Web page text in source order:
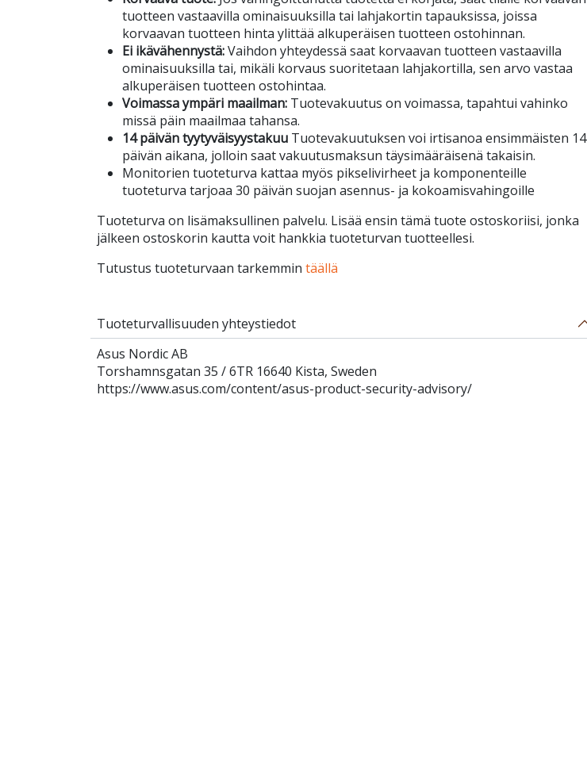
tuotteen vastaavilla ominaisuuksilla tai lahjakortin tapauksissa, joissa
korvaavan tuotteen hinta ylittää alkuperäisen tuotteen ostohinnan.
Ei ikävähennystä:Vaihdon yhteydessä saat korvaavan tuotteen vastaavilla
ominaisuuksilla tai, mikäli korvaus suoritetaan lahjakortilla, sen arvo vastaa
alkuperäisen tuotteen ostohintaa.
Voimassa ympäri maailman: Tuotevakuutus on voimassa, tapahtui vahinko
missä päin maailmaa tahansa.
14 päivän tyytyväisyystakuu Tuotevakuutuksen voi irtisanoa ensimmäisten 14
päivän aikana, jolloin saat vakuutusmaksun täysimääräisenä takaisin.
Monitorien tuoteturva kattaa myös pikselivirheet ja komponenteille
tuoteturva tarjoaa 30 päivän suojan asennus- ja kokoamisvahingoille
Tuoteturva on lisämaksullinen palvelu. Lisää ensin tämä tuote ostoskoriisi, jonka
jälkeen ostoskorin kautta voit hankkia tuoteturvan tuotteellesi.
Tutustus tuoteturvaan tarkemmin täällä
Tuoteturvallisuuden yhteystiedot
Asus Nordic AB
Torshamnsgatan 35 / 6TR 16640 Kista, Sweden
https://www.asus.com/content/asus-product-security-advisory/